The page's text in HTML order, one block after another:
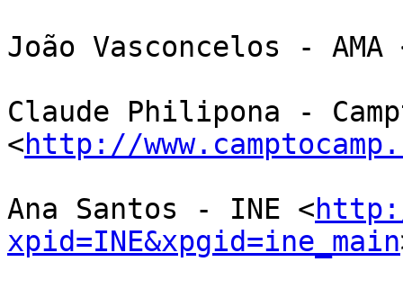
João Vasconcelos - AMA
Claude Philipona -
<http://
Ana Santos - INE <
xpid=INE&xpgid=ine_main